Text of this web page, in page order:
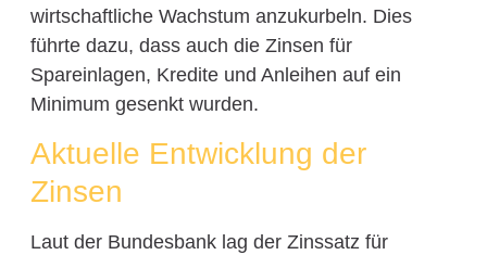
wirtschaftliche Wachstum anzukurbeln. Dies
führte dazu, dass auch die Zinsen für
Spareinlagen, Kredite und Anleihen auf ein
Minimum gesenkt wurden.
Aktuelle Entwicklung der
Zinsen
Laut der Bundesbank lag der Zinssatz für